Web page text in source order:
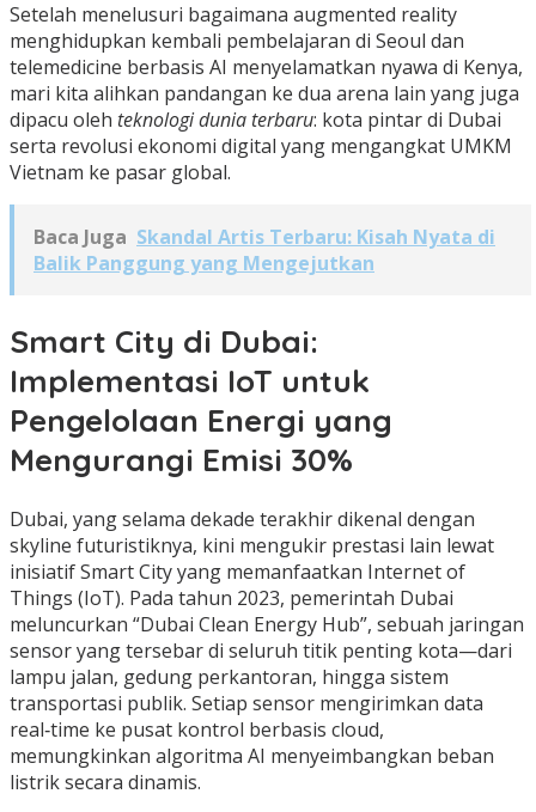
Setelah menelusuri bagaimana augmented reality
menghidupkan kembali pembelajaran di Seoul dan
telemedicine berbasis AI menyelamatkan nyawa di Kenya,
mari kita alihkan pandangan ke dua arena lain yang juga
dipacu oleh teknologi dunia terbaru: kota pintar di Dubai
serta revolusi ekonomi digital yang mengangkat UMKM
Vietnam ke pasar global.
Baca Juga Skandal Artis Terbaru: Kisah Nyata di
Balik Panggung yang Mengejutkan
Smart City di Dubai:
Implementasi IoT untuk
Pengelolaan Energi yang
Mengurangi Emisi 30%
Dubai, yang selama dekade terakhir dikenal dengan
skyline futuristiknya, kini mengukir prestasi lain lewat
inisiatif Smart City yang memanfaatkan Internet of
Things (IoT). Pada tahun 2023, pemerintah Dubai
meluncurkan “Dubai Clean Energy Hub”, sebuah jaringan
sensor yang tersebar di seluruh titik penting kota—dari
lampu jalan, gedung perkantoran, hingga sistem
transportasi publik. Setiap sensor mengirimkan data
real‑time ke pusat kontrol berbasis cloud,
memungkinkan algoritma AI menyeimbangkan beban
listrik secara dinamis.